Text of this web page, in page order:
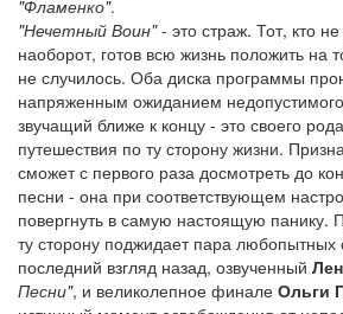
"Фламенко".
"Нечетный Воин"- это страж. Тот, кто
наоборот, готов всю жизнь положить на
не случилось. Оба диска программы
напряженным ожиданием
звучащий ближе к концу - это своего
путешествия по ту сторону жизни.
сможет с первого раза досмотреть до
песни - она при соответствующем
повергнуть в самую настоящую панику.
ту сторону поджидает пара любопытных
последний взгляд назад, озвученный
Песни", и великолепное финале Ольги